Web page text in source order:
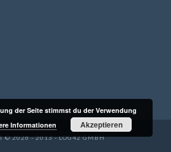
© 2026 - 2013 - LOG42 GMBH
der Seite stimmst du der Verwendung
Informationen Akzeptieren